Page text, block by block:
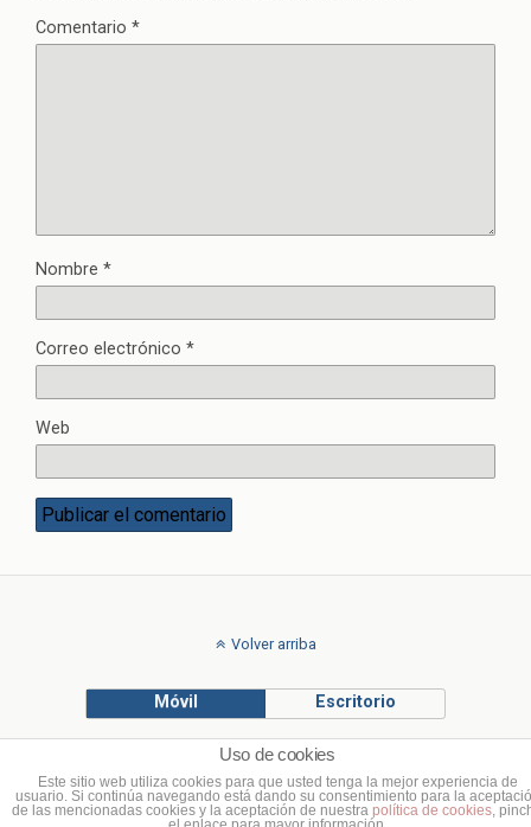
Comentario *
Nombre *
Correo electrónico *
Web
Volver arriba
Móvil Escritorio
© Francisco Ponce Carrasco
Uso de cookies
Este sitio web utiliza cookies para que usted tenga la mejor experiencia de
usuario. Si continúa navegando está dando su consentimiento para la
de las mencionadas cookies y la aceptación de nuestra política de cookies ,